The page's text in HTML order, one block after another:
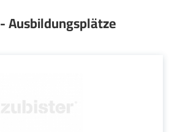
Ausbildungsplätze